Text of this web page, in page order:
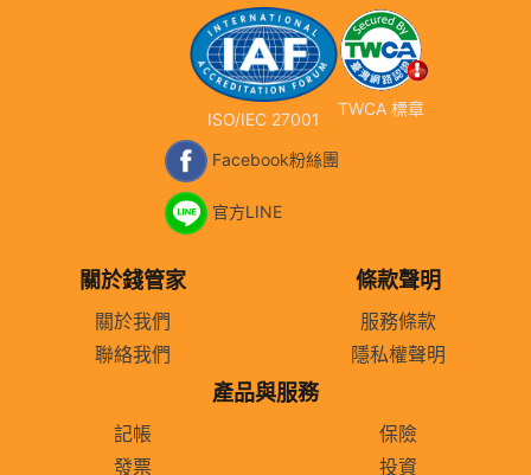
ISO/IEC 27001
TWCA 標章
Facebook粉絲團
官方LINE
關於錢管家
關於我們
聯絡我們
條款聲明
服務條款
隱私權聲明
產品與服務
記帳
發票
保險
投資